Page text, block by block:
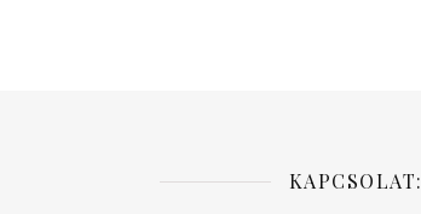
KAPCSOLAT: